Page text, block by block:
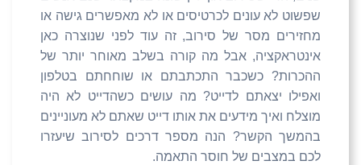
שפשוט לא עונים לכרטיסים או לא מאפשרים גישה או
מחזירים מסר של סירוב, זה עוד לפני שנוצרה כאן
אינטראקציה, אבל מה קורה בשלב מאוחר יותר של
ההכרות? כשכבר התכתבתם או שוחחתם בטלפון
ואפילו יצאתם לדייט? מה עושים כשהדייט לא היה
מוצלח ואיך מידעים את אותו דייט שאתם לא מעוניינים
בהמשך הקשר? הנה מספר דרכים לסירוב שיעזרו
לכם במצבים של חוסר התאמה.